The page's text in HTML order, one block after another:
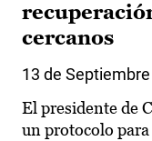
cercanos
13 de
El presidente de
un protocolo